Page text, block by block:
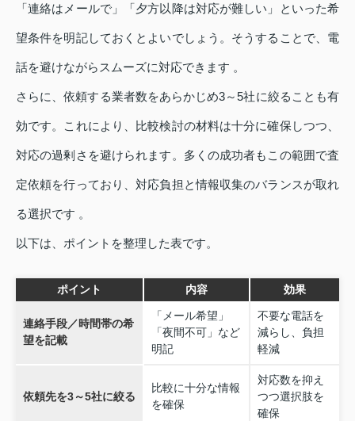
「連絡はメールで」「夕方以降は対応が難しい」といった希
望条件を明記しておくとよいでしょう。そうすることで、電
話を避けながらスムーズに対応できます 。
さらに、依頼する業者数をあらかじめ3～5社に絞ることも有
効です。これにより、比較検討の材料は十分に確保しつつ、
対応の過剰さを避けられます。多くの成功者もこの範囲で査
定依頼を行っており、対応負担と情報収集のバランスが取れ
る選択です 。
以下は、ポイントを整理した表です。
ポイント 内容 効果
連絡手段／時間帯の希
望を記載
「メール希望」
「夜間不可」など
明記
不要な電話を
減らし、負担
軽減
依頼先を3～5社に絞る
比較に十分な情報
を確保
対応数を抑え
つつ選択肢を
確保